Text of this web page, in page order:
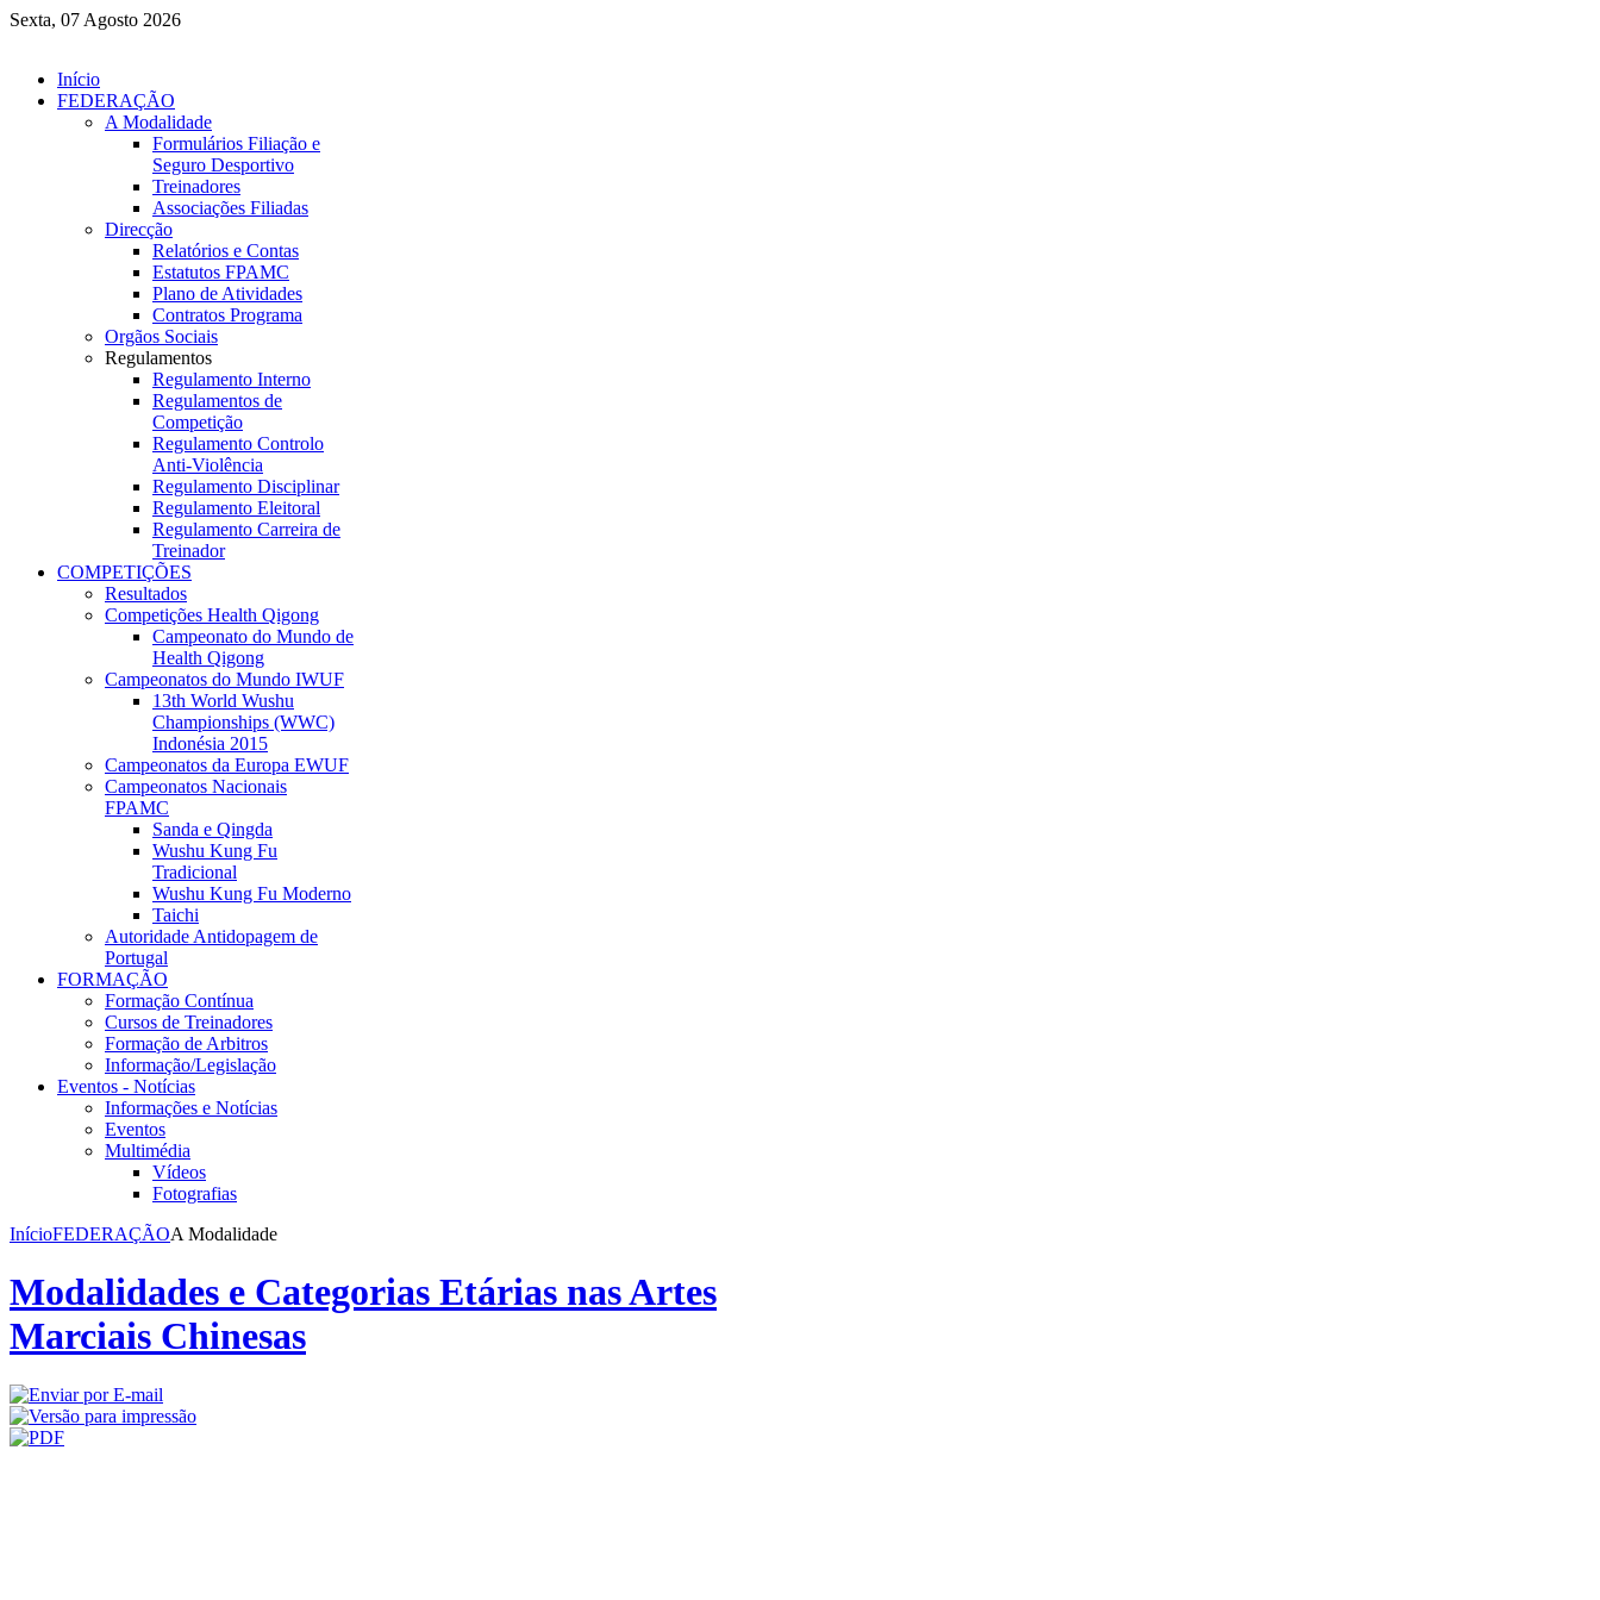
Sexta, 07 Agosto 2026
Início
FEDERAÇÃO
A Modalidade
Formulários Filiação e
Seguro Desportivo
Treinadores
Associações Filiadas
Direcção
Relatórios e Contas
Estatutos FPAMC
Plano de Atividades
Contratos Programa
Orgãos Sociais
Regulamentos
Regulamento Interno
Regulamentos de
Competição
Regulamento Controlo
Anti-Violência
Regulamento Disciplinar
Regulamento Eleitoral
Regulamento Carreira de
Treinador
COMPETIÇÕES
Resultados
Competições Health Qigong
Campeonato do Mundo de
Health Qigong
Campeonatos do Mundo IWUF
13th World Wushu
Championships (WWC)
Indonésia 2015
Campeonatos da Europa EWUF
Campeonatos Nacionais
FPAMC
Sanda e Qingda
Wushu Kung Fu
Tradicional
Wushu Kung Fu Moderno
Taichi
Autoridade Antidopagem de
Portugal
FORMAÇÃO
Formação Contínua
Cursos de Treinadores
Formação de Arbitros
Informação/Legislação
Eventos - Notícias
Informações e Notícias
Eventos
Multimédia
Vídeos
Fotografias
InícioFEDERAÇÃOA Modalidade
Modalidades e Categorias Etárias nas Artes
Marciais Chinesas